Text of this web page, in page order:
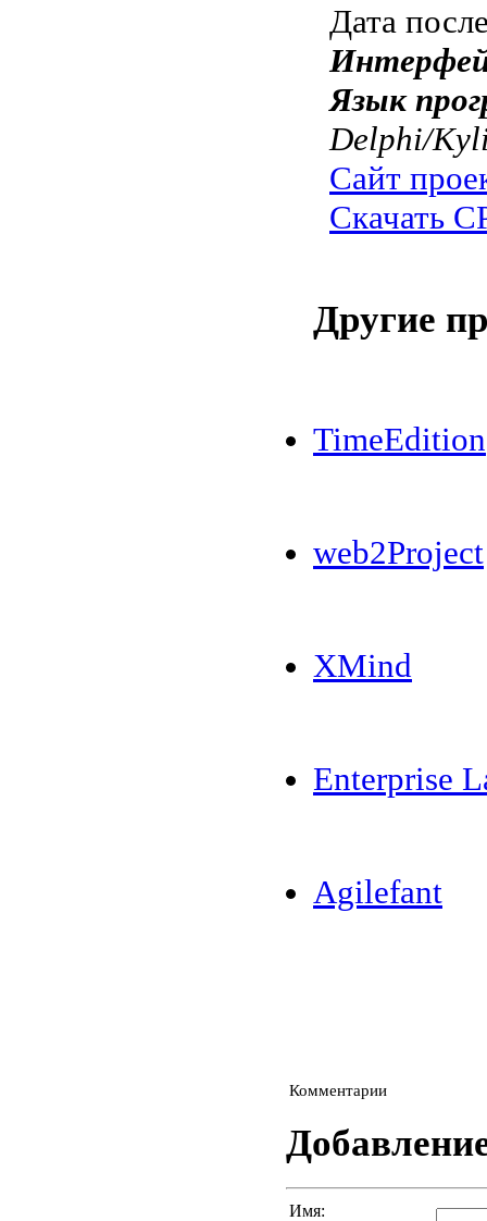
Дата
Язык
Delphi/
Сайт
Скачать
Другие
TimeEdition
web2Project
XMind
Enterprise
Agilefant
Комментарии
Имя: